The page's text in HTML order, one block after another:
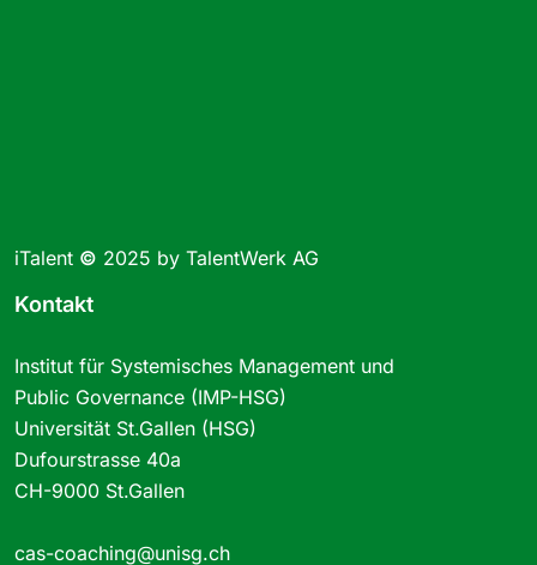
iTalent © 2025 by TalentWerk AG
Kontakt
Institut für Systemisches Management und
Public Governance (IMP-HSG)
Universität St.Gallen (HSG)
Dufourstrasse 40a
CH-9000 St.Gallen
cas-coaching@unisg.ch